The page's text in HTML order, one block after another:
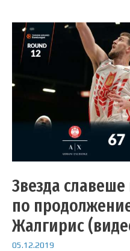
Звезда
по
Жалгирис
05.12.2019